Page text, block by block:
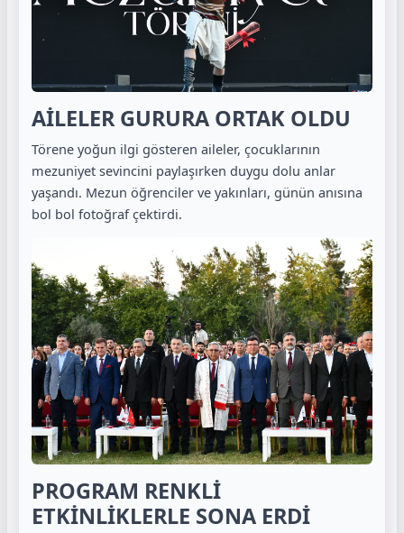
AİLELER GURURA ORTAK OLDU
Törene yoğun ilgi gösteren aileler, çocuklarının
mezuniyet sevincini paylaşırken duygu dolu anlar
yaşandı. Mezun öğrenciler ve yakınları, günün anısına
bol bol fotoğraf çektirdi.
PROGRAM RENKLİ
ETKİNLİKLERLE SONA ERDİ